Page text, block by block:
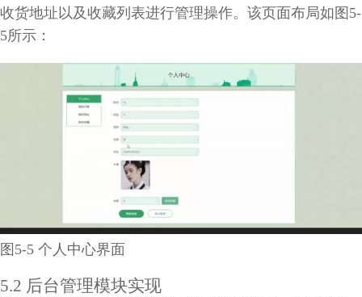
收货地址以及收藏列表进行管理操作。该页面布局如图5-
5所示：
图5-5 个人中心界面
5.2 后台管理模块实现